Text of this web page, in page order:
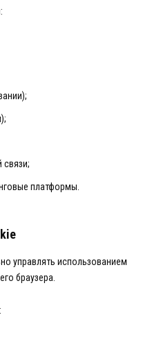
платформы.
управлять использованием
браузера.